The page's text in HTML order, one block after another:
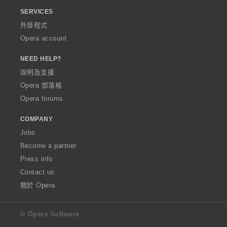
SERVICES
外掛程式
Opera account
NEED HELP?
說明及支援
Opera 部落格
Opera forums
COMPANY
Jobs
Become a partner
Press info
Contact us
關於 Opera
© Opera Software